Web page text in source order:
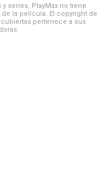
series, PlayMax no tiene
la película. El copyright de
pertenece a sus